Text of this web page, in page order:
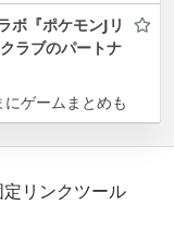
ボ『ポケモンJリ
ラブのパートナ
ゲームまとめも
定リンクツール